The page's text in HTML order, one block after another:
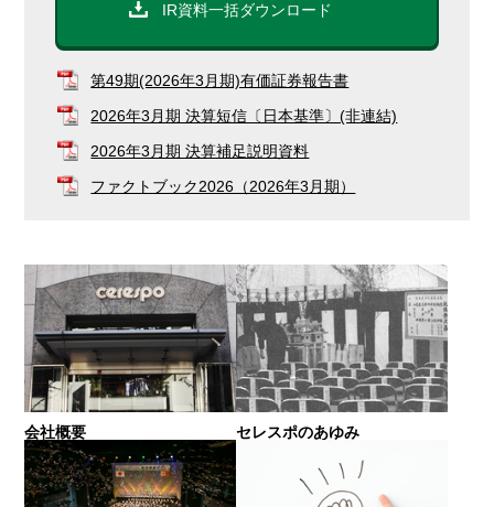
IR資料一括ダウンロード
第49期(2026年3月期)有価証券報告書
2026年3月期 決算短信〔日本基準〕(非連結)
2026年3月期 決算補⾜説明資料
ファクトブック2026（2026年3月期）
会社概要 セレスポのあゆみ